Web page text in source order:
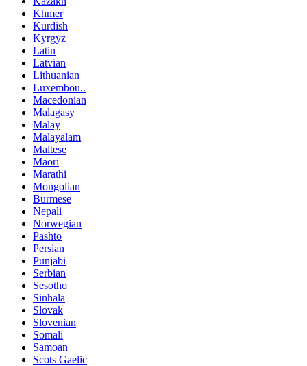
Khmer
Kurdish
Kyrgyz
Latin
Latvian
Lithuanian
Luxembou..
Macedonian
Malagasy
Malay
Malayalam
Maltese
Maori
Marathi
Mongolian
Burmese
Nepali
Norwegian
Pashto
Persian
Punjabi
Serbian
Sesotho
Sinhala
Slovak
Slovenian
Somali
Samoan
Scots Gaelic